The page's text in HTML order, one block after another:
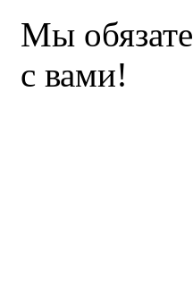
Мы
с вами!